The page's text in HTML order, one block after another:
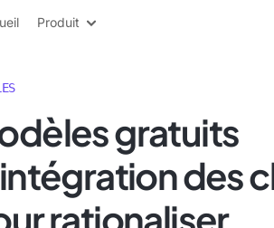
Produit
gratuits
des
rationaliser